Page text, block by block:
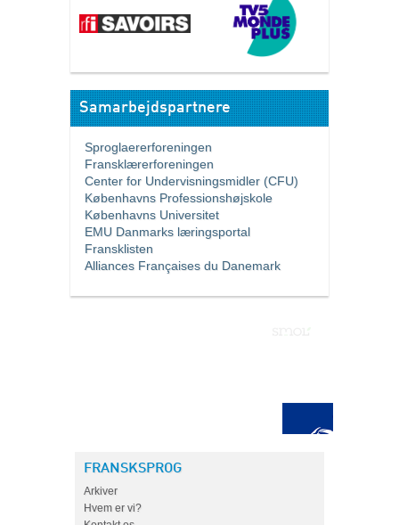
Samarbejdspartnere
Sproglaererforeningen
Fransklærerforeningen
Center for Undervisningsmidler (CFU)
Københavns Professionshøjskole
Københavns Universitet
EMU Danmarks læringsportal
Fransklisten
Alliances Françaises du Danemark
FRANSKSPROG
Arkiver
Hvem er vi?